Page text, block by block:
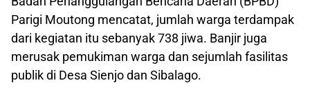
Parigi Moutong mencatat, jumlah warga terdampak
dari kegiatan itu sebanyak 738 jiwa. Banjir juga
merusak pemukiman warga dan sejumlah fasilitas
publik di Desa Sienjo dan Sibalago.